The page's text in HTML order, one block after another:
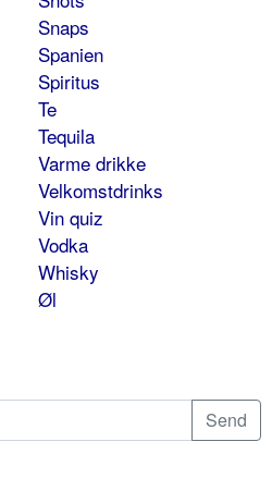
Snaps
Spanien
Spiritus
Te
Tequila
Varme drikke
Velkomstdrinks
Vin quiz
Vodka
Whisky
Øl